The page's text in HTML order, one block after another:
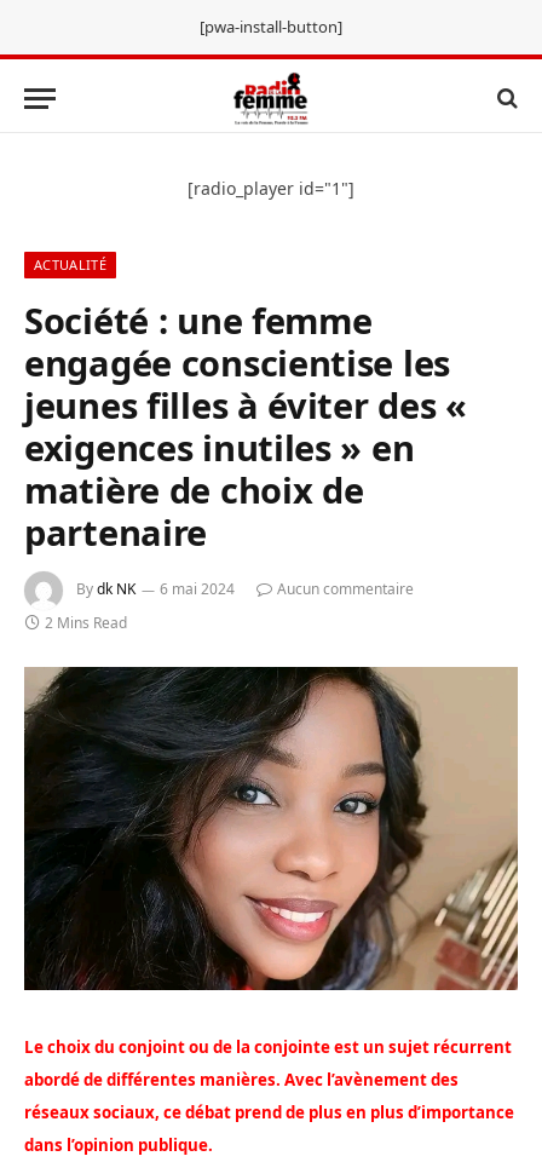
[pwa-install-button]
[radio_player id="1"]
ACTUALITÉ
Société : une femme
engagée conscientise les
jeunes filles à éviter des «
exigences inutiles » en
matière de choix de
partenaire
Bydk NK 6 mai 2024
Aucun commentaire
2 Mins Read
Le choix du conjoint ou de la conjointe est un sujet récurrent
abordé de différentes manières. Avec l’avènement des
réseaux sociaux, ce débat prend de plus en plus d’importance
dans l’opinion publique.